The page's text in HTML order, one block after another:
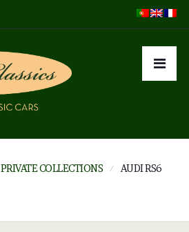
PRIVATE COLLECTIONS AUDI RS6